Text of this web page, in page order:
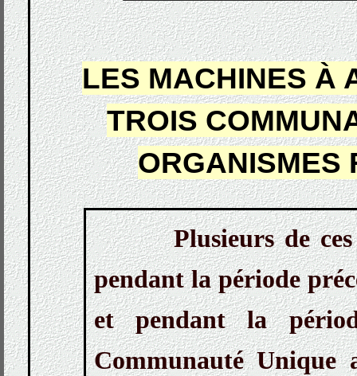
LES MACHINES À
TROIS
ORGANISMES
Plusieurs de
pendant la période
et pendant la
Communauté Unique